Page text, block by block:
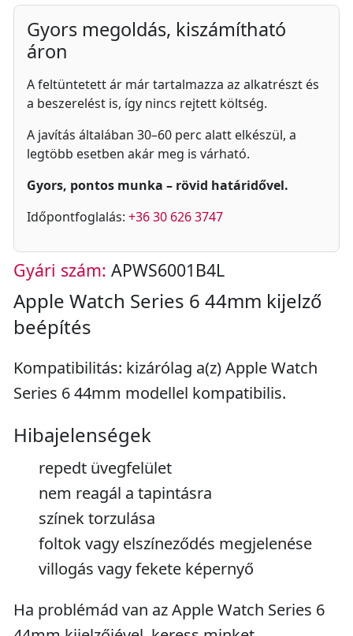
Gyors megoldás, kiszámítható
áron
A feltüntetett ár már tartalmazza az alkatrészt és
a beszerelést is, így nincs rejtett költség.
A javítás általában 30–60 perc alatt elkészül, a
legtöbb esetben akár meg is várható.
Gyors, pontos munka – rövid határidővel.
Időpontfoglalás: +36 30 626 3747
Gyári szám: APWS6001B4L
Apple Watch Series 6 44mm kijelző
beépítés
Kompatibilitás: kizárólag a(z) Apple Watch
Series 6 44mm modellel kompatibilis.
Hibajelenségek
repedt üvegfelület
nem reagál a tapintásra
színek torzulása
foltok vagy elszíneződés megjelenése
villogás vagy fekete képernyő
Ha problémád van az Apple Watch Series 6